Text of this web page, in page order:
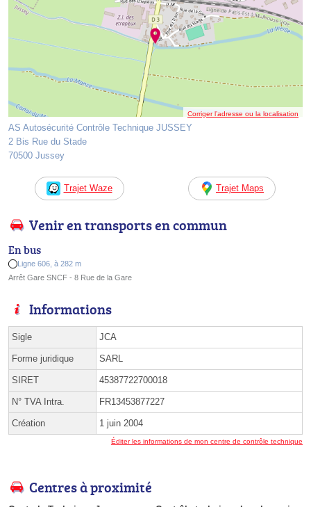
Corriger l’adresse ou la localisation
AS Autosécurité Contrôle Technique JUSSEY
2 Bis Rue du Stade
70500 Jussey
Trajet Waze Trajet Maps
Venir en transports en commun
En bus
Ligne 606, à 282 m
Arrêt Gare SNCF - 8 Rue de la Gare
Informations
Sigle JCA
Forme juridique SARL
SIRET 45387722700018
N° TVA Intra. FR13453877227
Création 1 juin 2004
Éditer les informations de mon centre de contrôle technique
Centres à proximité